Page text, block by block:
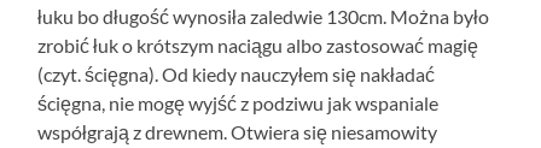
łuku bo długość wynosiła zaledwie 130cm. Można było
zrobić łuk o krótszym naciągu albo zastosować magię
(czyt. ścięgna). Od kiedy nauczyłem się nakładać
ścięgna, nie mogę wyjść z podziwu jak wspaniale
współgrają z drewnem. Otwiera się niesamowity